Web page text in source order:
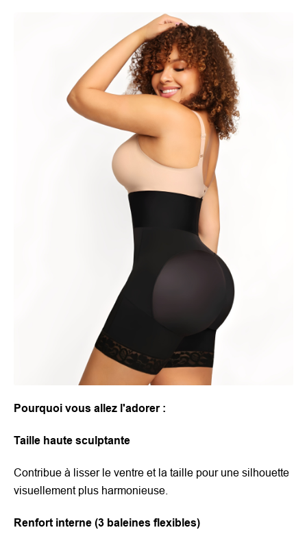
Pourquoi vous allez l'adorer :
Taille haute sculptante
Contribue à lisser le ventre et la taille pour une silhouette
visuellement plus harmonieuse.
Renfort interne (3 baleines flexibles)